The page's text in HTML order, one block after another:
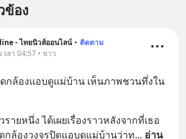
ข้อง
- ไทยนิวส์ออนไลน์ • ติดตาม
วลา 04:57 • ข่าว
กล้องแอบดูแม่บ้าน เห็นภาพชวนทึ่งใน
ยหนึ่ง ได้เผยเรื่องราวหลังจากที่เธอ
กล้องวงจรปิดแอบดูแม่บ้านว่าท... อ่าน